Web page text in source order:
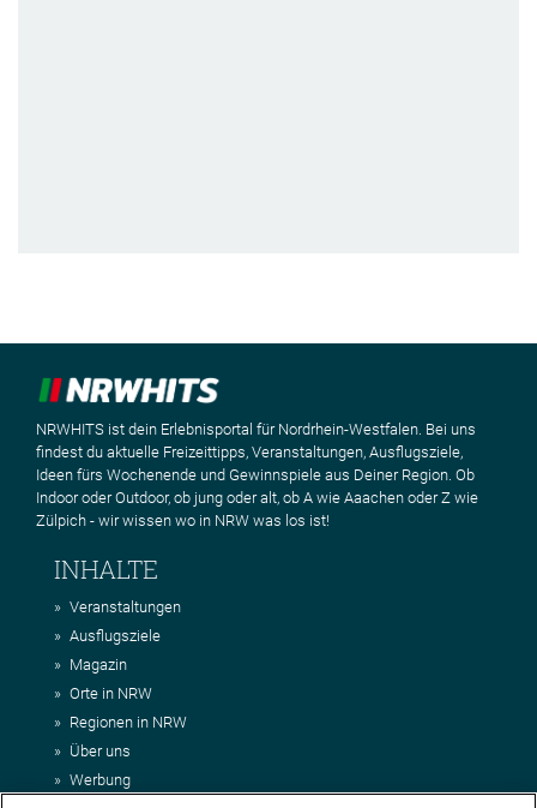
NRWHITS ist dein Erlebnisportal für Nordrhein-Westfalen. Bei uns
findest du aktuelle Freizeittipps, Veranstaltungen, Ausflugsziele,
Ideen fürs Wochenende und Gewinnspiele aus Deiner Region. Ob
Indoor oder Outdoor, ob jung oder alt, ob A wie Aaachen oder Z wie
Zülpich - wir wissen wo in NRW was los ist!
INHALTE
Veranstaltungen
Ausflugsziele
Magazin
Orte in NRW
Regionen in NRW
Über uns
Werbung